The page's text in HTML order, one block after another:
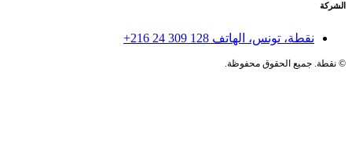
الشركة
نقطة، تونس، الهاتف +216 24 309 128
©نقطة. جميع الحقوق محفوظة.